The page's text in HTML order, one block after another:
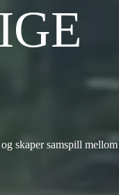
skaper samspill mellom